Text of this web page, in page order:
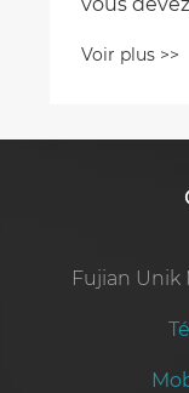
moules
fonctions
Voir plus >>
Fujian Unik